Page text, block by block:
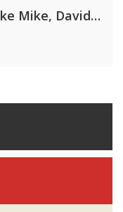
Dimitri Vegas & Like Mike, David Guetta & Afro Bros ft. Akon